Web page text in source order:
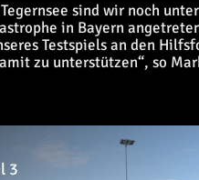
sind wir noch
in Bayern
Testspiels an den
zu unterstützen“, so
3